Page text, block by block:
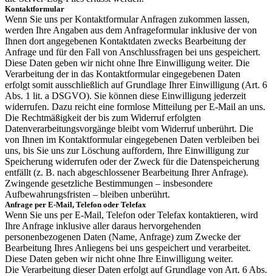
Kontaktformular
Wenn Sie uns per Kontaktformular Anfragen zukommen lassen,
werden Ihre Angaben aus dem Anfrageformular inklusive der von
Ihnen dort angegebenen Kontaktdaten zwecks Bearbeitung der
Anfrage und für den Fall von Anschlussfragen bei uns gespeichert.
Diese Daten geben wir nicht ohne Ihre Einwilligung weiter. Die
Verarbeitung der in das Kontaktformular eingegebenen Daten
erfolgt somit ausschließlich auf Grundlage Ihrer Einwilligung (Art. 6
Abs. 1 lit. a DSGVO). Sie können diese Einwilligung jederzeit
widerrufen. Dazu reicht eine formlose Mitteilung per E-Mail an uns.
Die Rechtmäßigkeit der bis zum Widerruf erfolgten
Datenverarbeitungsvorgänge bleibt vom Widerruf unberührt. Die
von Ihnen im Kontaktformular eingegebenen Daten verbleiben bei
uns, bis Sie uns zur Löschung auffordern, Ihre Einwilligung zur
Speicherung widerrufen oder der Zweck für die Datenspeicherung
entfällt (z. B. nach abgeschlossener Bearbeitung Ihrer Anfrage).
Zwingende gesetzliche Bestimmungen – insbesondere
Aufbewahrungsfristen – bleiben unberührt.
Anfrage per E-Mail, Telefon oder Telefax
Wenn Sie uns per E-Mail, Telefon oder Telefax kontaktieren, wird
Ihre Anfrage inklusive aller daraus hervorgehenden
personenbezogenen Daten (Name, Anfrage) zum Zwecke der
Bearbeitung Ihres Anliegens bei uns gespeichert und verarbeitet.
Diese Daten geben wir nicht ohne Ihre Einwilligung weiter.
Die Verarbeitung dieser Daten erfolgt auf Grundlage von Art. 6 Abs.